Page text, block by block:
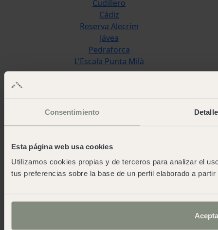
Consentimiento
Esta página web usa cookies
Utilizamos cookies propias y de terceros para analizar el
tus preferencias sobre la base de un perfil elaborado a
Cudillero
Cádiz
Reserva Alecrim
Jávea
Pedraforca
L'Escala Punta Milà
Wecampers club
As green as possible camps
Sala de imprensa
Descarregar a aplicação
Contacto
Trabalhar connosco